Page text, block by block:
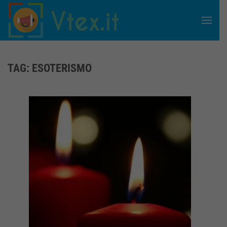
Skip to main content
TAG: ESOTERISMO